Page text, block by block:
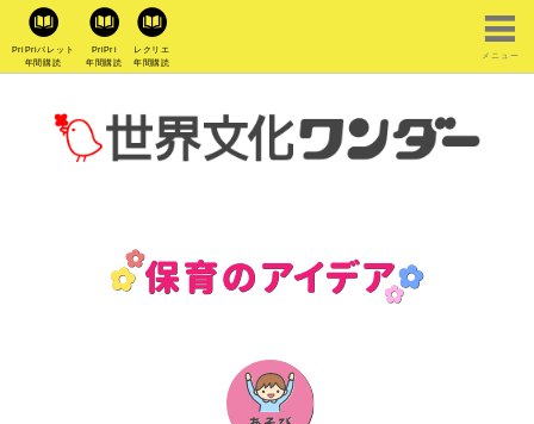
PriPriパレット
年間購読
PriPri
年間購読
レクリエ
年間購読
メニュー